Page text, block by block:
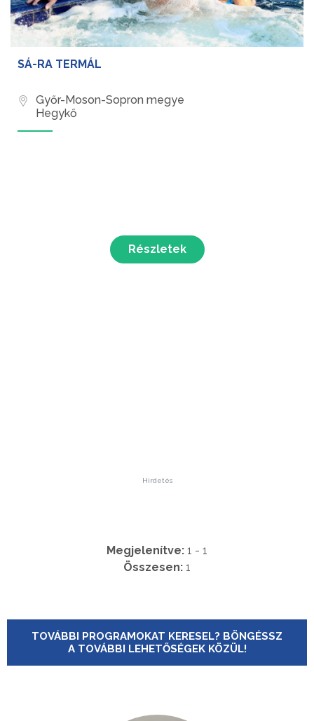
SÁ-RA TERMÁL
Győr-Moson-Sopron megye
Hegykő
Részletek
Hirdetés
Megjelenítve: 1 - 1
Összesen: 1
TOVÁBBI PROGRAMOKAT KERESEL? BÖNGÉSSZ
A TOVÁBBI LEHETŐSÉGEK KÖZÜL!